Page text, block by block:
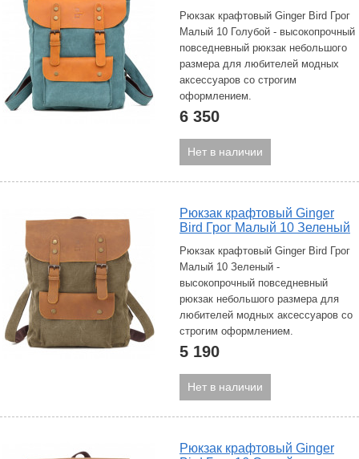
Рюкзак крафтовый Ginger Bird Грог
Малый 10 Голубой - высокопрочный
повседневный рюкзак небольшого
размера для любителей модных
аксессуаров со строгим
оформлением.
6 350
Нет в наличии
Рюкзак крафтовый Ginger
Bird Грог Малый 10 Зеленый
Рюкзак крафтовый Ginger Bird Грог
Малый 10 Зеленый -
высокопрочный повседневный
рюкзак небольшого размера для
любителей модных аксессуаров со
строгим оформлением.
5 190
Нет в наличии
Рюкзак крафтовый Ginger